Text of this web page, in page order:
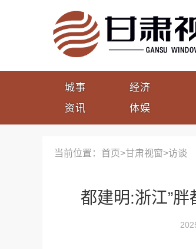
城事
资讯
经济
体娱
当前位置：首页>甘肃视窗>访谈
都建明:浙江”